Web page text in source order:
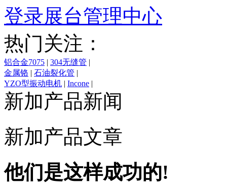
登录展台管理中心
热门关注：
铝合金7075 | 304无缝管 |
金属铬 | 石油裂化管 |
YZO型振动电机 | Incone |
铝合金棒材 |镀锌圆钢
|
WZS型直线筛
高压锅炉
列振动电机
热镀锌槽钢|
热镀锌角钢
新加产品新闻
新加产品文章
他们是这样成功的!